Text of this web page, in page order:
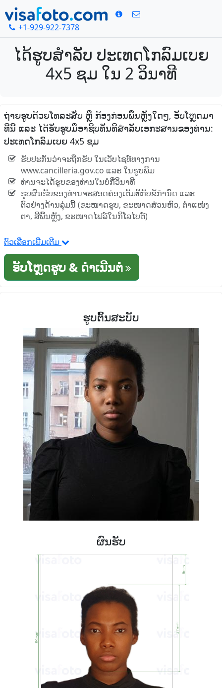
+1-929-922-7378
ໄດ້ຮູບສໍາລັບ ປະເທດໂກລົມເບຍ
4x5 ຊມ ໃນ 2 ວິນາທີ
ຖ່າຍຮູບດ້ວຍໂທລະສັບ ຫຼື ກ້ອງກ່ອນພື້ນຫຼັງໃດໆ, ອັບໂຫຼດມາ
ທີ່ນີ້ ແລະ ໄດ້ຮັບຮູບມືອາຊີບທັນທີສໍາລັບເອກະສານຂອງທ່ານ:
ປະເທດໂກລົມເບຍ 4x5 ຊມ
ຮັບປະກັນວ່າຈະຖືກຮັບ ໃນເວັບໄຊທ໌ທາງການ
www.cancilleria.gov.co ແລະ ໃນຮູບພິມ
ທ່ານຈະໄດ້ຮູບຂອງທ່ານໃນບໍ່ກີ່ວິນາທີ
ຮູບຜົນຮັບຂອງທ່ານຈະສອດຄ່ອງເຕັມທີ່ກັບຂໍ້ກໍານົດ ແລະ
ຕົວຢ່າງດ້ານລຸ່ມນີ້ (ຂະໜາດຮູບ, ຂະໜາດສ່ວນຫົວ, ຕໍາແໜ່ງ
ຕາ, ສີພື້ນຫຼັງ, ຂະໜາດໄຟລ໌ໃນກິໂລໄບຕ໌)
ຕົວເລືອກເພີ່ມເຕີມ
ອັບໂຫຼດຮູບ & ດໍາເນີນຕໍ່
ຮູບຕົ້ນສະບັບ
ຜົນຮັບ